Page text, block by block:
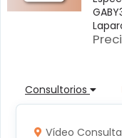
Consultorios
Vídeo